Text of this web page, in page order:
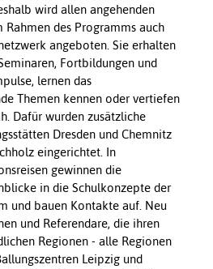
wird allen angehenden
Rahmen des Programms auch
angeboten. Sie erhalten
Fortbildungen und
lernen das
Themen kennen oder vertiefen
Dafür wurden zusätzliche
Dresden und Chemnitz
eingerichtet. In
gewinnen die
in die Schulkonzepte der
und bauen Kontakte auf. Neu
und Referendare, die ihren
Regionen - alle Regionen
Leipzig und